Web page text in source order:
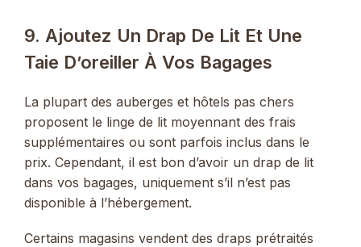
9. Ajoutez Un Drap De Lit Et Une
Taie D’oreiller À Vos Bagages
La plupart des auberges et hôtels pas chers
proposent le linge de lit moyennant des frais
supplémentaires ou sont parfois inclus dans le
prix. Cependant, il est bon d’avoir un drap de lit
dans vos bagages, uniquement s’il n’est pas
disponible à l’hébergement.
Certains magasins vendent des draps prétraités